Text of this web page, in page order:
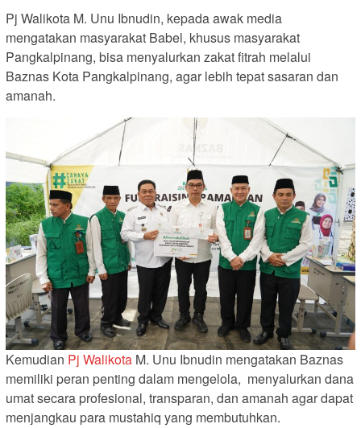
Pj Walikota M. Unu Ibnudin, kepada awak media
mengatakan masyarakat Babel, khusus masyarakat
Pangkalpinang, bisa menyalurkan zakat fitrah melalui
Baznas Kota Pangkalpinang, agar lebih tepat sasaran dan
amanah.
Kemudian Pj Walikota M. Unu Ibnudin mengatakan Baznas
memiliki peran penting dalam mengelola, menyalurkan dana
umat secara profesional, transparan, dan amanah agar dapat
menjangkau para mustahiq yang membutuhkan.